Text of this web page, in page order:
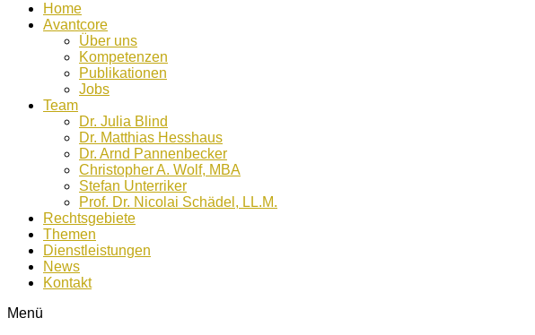
Home
Avantcore
Über uns
Kompetenzen
Publikationen
Jobs
Team
Dr. Julia Blind
Dr. Matthias Hesshaus
Dr. Arnd Pannenbecker
Christopher A. Wolf, MBA
Stefan Unterriker
Prof. Dr. Nicolai Schädel, LL.M.
Rechtsgebiete
Themen
Dienstleistungen
News
Kontakt
Menü